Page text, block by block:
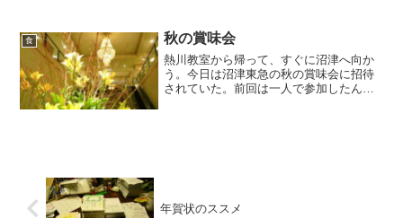
ゆが僕には濃いかなって思...
食 秋の賞味会
熱川教室から帰って、すぐに沼津へ向か
う。今日は沼津東急の秋の賞味会に招待
されていた。前回は一人で参加したんだ
年賀状のススメ